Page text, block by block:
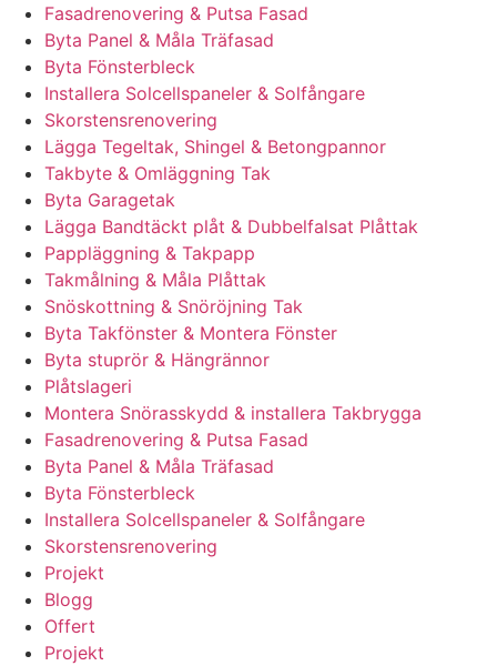
Fasadrenovering & Putsa Fasad
Byta Panel & Måla Träfasad
Byta Fönsterbleck
Installera Solcellspaneler & Solfångare
Skorstensrenovering
Lägga Tegeltak, Shingel & Betongpannor
Takbyte & Omläggning Tak
Byta Garagetak
Lägga Bandtäckt plåt & Dubbelfalsat Plåttak
Pappläggning & Takpapp
Takmålning & Måla Plåttak
Snöskottning & Snöröjning Tak
Byta Takfönster & Montera Fönster
Byta stuprör & Hängrännor
Plåtslageri
Montera Snörasskydd & installera Takbrygga
Fasadrenovering & Putsa Fasad
Byta Panel & Måla Träfasad
Byta Fönsterbleck
Installera Solcellspaneler & Solfångare
Skorstensrenovering
Projekt
Blogg
Offert
Projekt